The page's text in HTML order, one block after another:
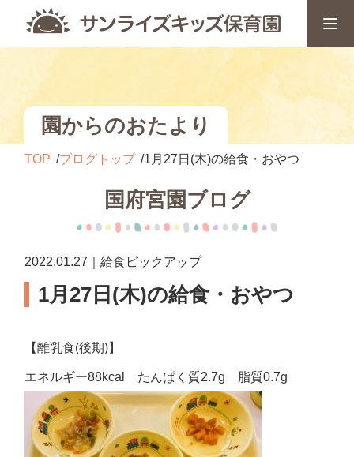
園からのおたより
TOP ブログトップ 1月27日(木)の給食・おやつ
国府宮園ブログ
2022.01.27｜給食ピックアップ
1月27日(木)の給食・おやつ
【離乳食(後期)】
エネルギー88kcal たんぱく質2.7g 脂質0.7g